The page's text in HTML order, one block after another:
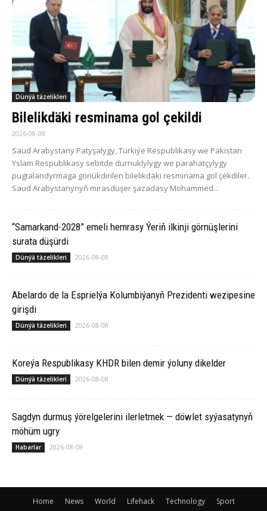
Dünýä täzelikleri
Bilelikdäki resminama gol çekildi
2026-08-08
Saud Arabystany Patyşalygy, Türkiýe Respublikasy we Pakistan
Yslam Respublikasy sebitde durnuklylygy we parahatçylygy
pugtalandyrmaga gönükdirilen bilelikdäki resminama gol çekdiler.
Saud Arabystanynyň mirasdüşer şazadasy Mohammed...
“Samarkand-2028” emeli hemrasy Ýeriň ilkinji görnüşlerini
surata düşürdi
Dünýä täzelikleri 2026-08-08
Abelardo de la Esprielýa Kolumbiýanyň Prezidenti wezipesine
girişdi
Dünýä täzelikleri 2026-08-08
Koreýa Respublikasy KHDR bilen demir ýoluny dikelder
Dünýä täzelikleri 2026-08-08
Sagdyn durmuş ýörelgelerini ilerletmek — döwlet syýasatynyň
möhüm ugry
Habarlar 2026-08-08
Home News World Lifehack Technology Sport